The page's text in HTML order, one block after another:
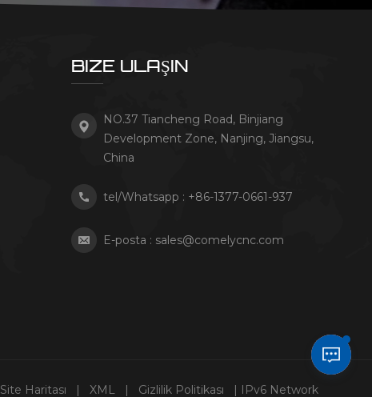
BIZE ULAŞIN
NO.37 Tiancheng Road, Binjiang
Development Zone, Nanjing, Jiangsu,
China
tel/Whatsapp : +86-1377-0661-937
E-posta : sales@comelycnc.com
Site Haritası | XML | Gizlilik Politikası | IPv6 Network